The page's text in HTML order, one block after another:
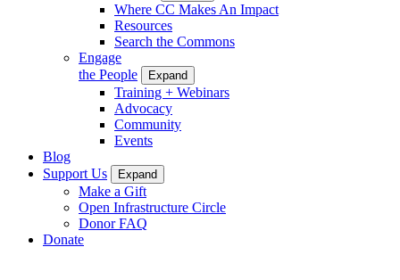
Where CC Makes An Impact
Resources
Search the Commons
Engage
the People
Expand
Training + Webinars
Advocacy
Community
Events
Blog
Support Us
Expand
Make a Gift
Open Infrastructure Circle
Donor FAQ
Donate